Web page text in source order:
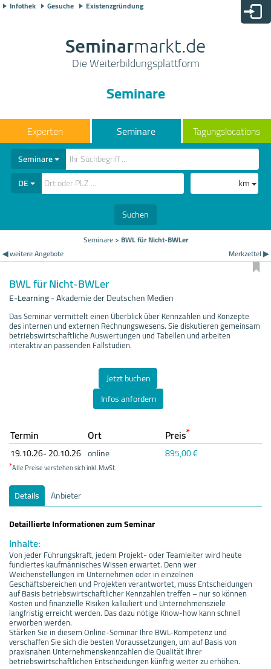
Infothek Gesuche Existenzgründung
Seminarmarkt.de
Die Weiterbildungsplattform
Seminare
Seminare Tagungslocations
Seminare
DE
km
Suchen
Seminare> BWL für Nicht-BWLer
◀ weitere Angebote
Merkzettel ▶
BWL für Nicht-BWLer
E-Learning-Akademie der Deutschen Medien
Das Seminar vermittelt einen Überblick über Kennzahlen und Konzepte
des internen und externen Rechnungswesens. Sie diskutieren gemeinsam
betriebswirtschaftliche Auswertungen und Tabellen und arbeiten
interaktiv an passenden Fallstudien.
Jetzt buchen
Infos anfordern
Termin Ort Preis*
19.10.26- 20.10.26 online 895,00 €
*Alle Preise verstehen sich inkl. MwSt.
Details
Anbieter
Detaillierte Informationen zum Seminar
Inhalte:
Von jeder Führungskraft, jedem Projekt- oder Teamleiter wird heute
fundiertes kaufmännisches Wissen erwartet. Denn wer
Weichenstellungen im Unternehmen oder in einzelnen
Geschäftsbereichen und Projekten verantwortet, muss Entscheidungen
auf Basis betriebswirtschaftlicher Kennzahlen treffen – nur so können
Kosten und finanzielle Risiken kalkuliert und Unternehmensziele
langfristig erreicht werden. Das dazu nötige Know-how kann schnell
erworben werden.
Stärken Sie in diesem Online-Seminar Ihre BWL-Kompetenz und
verschaffen Sie sich die besten Voraussetzungen, um auf Basis von
praxisnahen Unternehmenskennzahlen die Qualität Ihrer
betriebswirtschaftlichen Entscheidungen künftig weiter zu erhöhen.